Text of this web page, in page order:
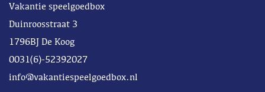
Vakantie speelgoedbox
Duinroosstraat 3
1796BJ De Koog
0031(6)-52392027
info@vakantiespeelgoedbox.nl